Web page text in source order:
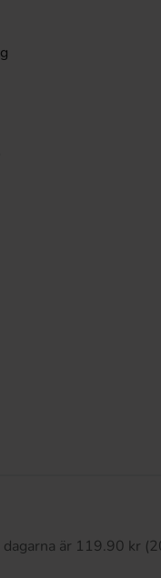
dagarna är 119.90 kr